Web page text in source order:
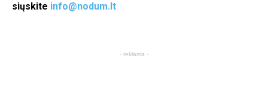
siųskite info@nodum.lt
- reklama -